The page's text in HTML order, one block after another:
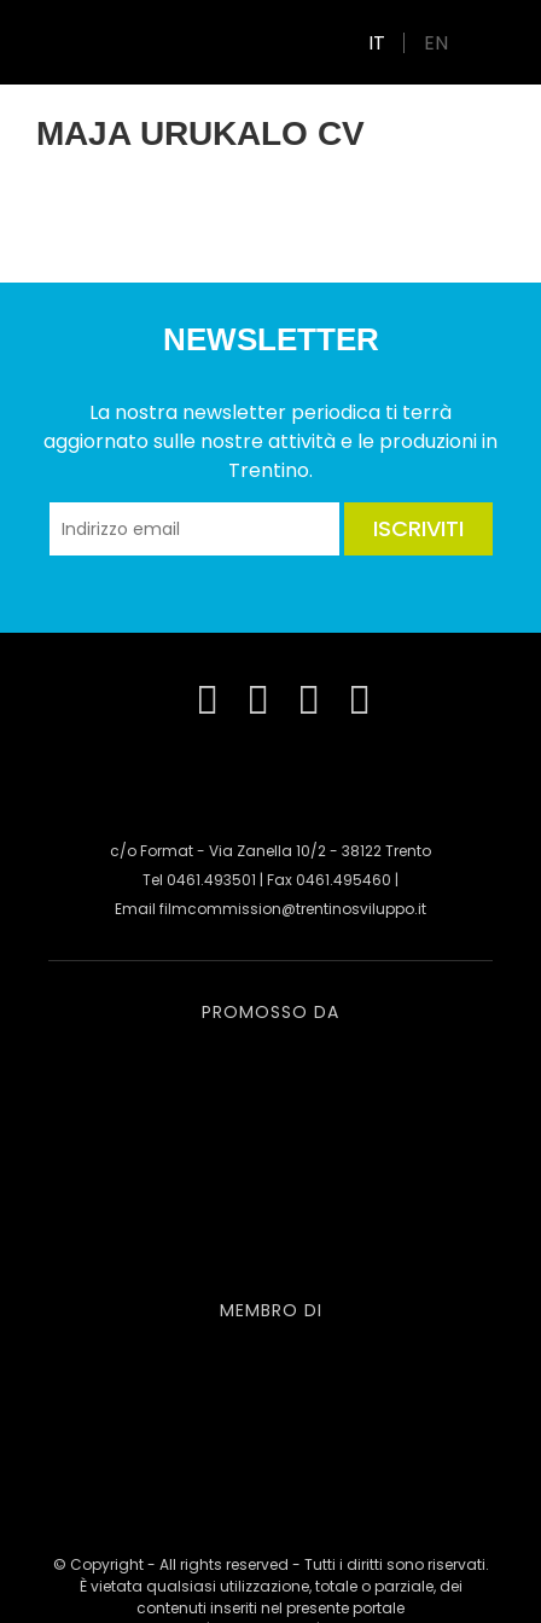
IT EN
MAJA URUKALO CV
NEWSLETTER
La nostra newsletter periodica ti terrà
aggiornato sulle nostre attività e le produzioni in
Trentino.
ISCRIVITI
c/o Format - Via Zanella 10/2 - 38122 Trento
Tel 0461.493501 | Fax 0461.495460 |
Email filmcommission@trentinosviluppo.it
PROMOSSO DA
MEMBRO DI
© Copyright - All rights reserved - Tutti i diritti sono riservati.
È vietata qualsiasi utilizzazione, totale o parziale, dei
contenuti inseriti nel presente portale